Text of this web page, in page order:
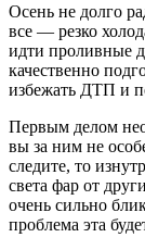
Осень не долго
все — резко
идти проливные
качественно
избежать ДТП и
Первым делом
вы за ним не
следите, то
света фар от
очень сильно
проблема эта